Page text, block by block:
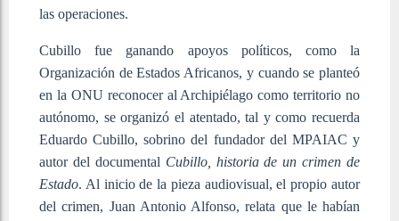
las operaciones.
Cubillo fue ganando apoyos políticos, como la
Organización de Estados Africanos, y cuando se planteó
en la ONU reconocer al Archipiélago como territorio no
autónomo, se organizó el atentado, tal y como recuerda
Eduardo Cubillo, sobrino del fundador del MPAIAC y
autor del documental Cubillo, historia de un crimen de
Estado. Al inicio de la pieza audiovisual, el propio autor
del crimen, Juan Antonio Alfonso, relata que le habían